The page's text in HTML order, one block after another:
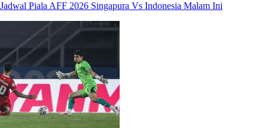
Jadwal Piala AFF 2026 Singapura Vs Indonesia Malam Ini